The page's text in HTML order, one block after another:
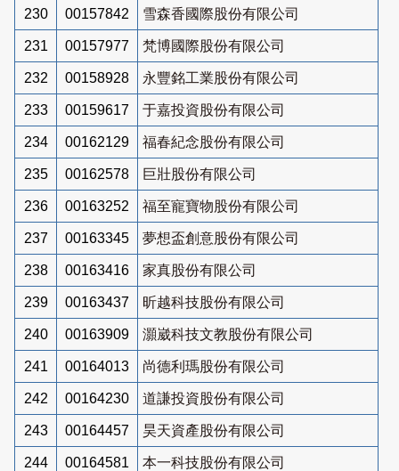
230 00157842 雪森香國際股份有限公司
231 00157977 梵博國際股份有限公司
232 00158928 永豐銘工業股份有限公司
233 00159617 于嘉投資股份有限公司
234 00162129 福春紀念股份有限公司
235 00162578 巨壯股份有限公司
236 00163252 福至寵寶物股份有限公司
237 00163345 夢想盃創意股份有限公司
238 00163416 家真股份有限公司
239 00163437 昕越科技股份有限公司
240 00163909 灝崴科技文教股份有限公司
241 00164013 尚德利瑪股份有限公司
242 00164230 道謙投資股份有限公司
243 00164457 昊天資產股份有限公司
244 00164581 本一科技股份有限公司